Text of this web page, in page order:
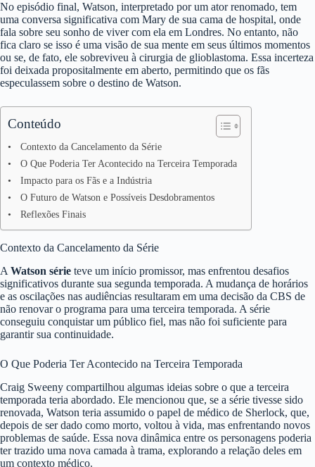
No episódio final, Watson, interpretado por um ator renomado, tem
uma conversa significativa com Mary de sua cama de hospital, onde
fala sobre seu sonho de viver com ela em Londres. No entanto, não
fica claro se isso é uma visão de sua mente em seus últimos momentos
ou se, de fato, ele sobreviveu à cirurgia de glioblastoma. Essa incerteza
foi deixada propositalmente em aberto, permitindo que os fãs
especulassem sobre o destino de Watson.
Conteúdo
Contexto da Cancelamento da Série
O Que Poderia Ter Acontecido na Terceira Temporada
Impacto para os Fãs e a Indústria
O Futuro de Watson e Possíveis Desdobramentos
Reflexões Finais
Contexto da Cancelamento da Série
A Watson série teve um início promissor, mas enfrentou desafios
significativos durante sua segunda temporada. A mudança de horários
e as oscilações nas audiências resultaram em uma decisão da CBS de
não renovar o programa para uma terceira temporada. A série
conseguiu conquistar um público fiel, mas não foi suficiente para
garantir sua continuidade.
O Que Poderia Ter Acontecido na Terceira Temporada
Craig Sweeny compartilhou algumas ideias sobre o que a terceira
temporada teria abordado. Ele mencionou que, se a série tivesse sido
renovada, Watson teria assumido o papel de médico de Sherlock, que,
depois de ser dado como morto, voltou à vida, mas enfrentando novos
problemas de saúde. Essa nova dinâmica entre os personagens poderia
ter trazido uma nova camada à trama, explorando a relação deles em
um contexto médico.